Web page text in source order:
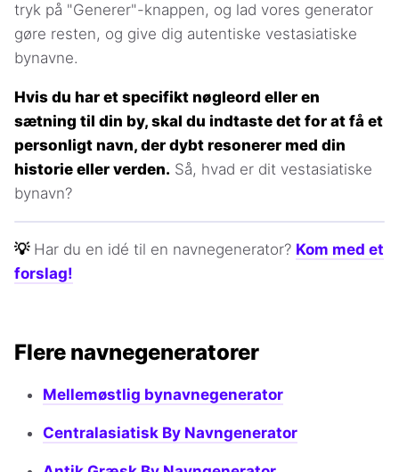
tryk på "Generer"-knappen, og lad vores generator
gøre resten, og give dig autentiske vestasiatiske
bynavne.
Hvis du har et specifikt nøgleord eller en
sætning til din by, skal du indtaste det for at få et
personligt navn, der dybt resonerer med din
historie eller verden. Så, hvad er dit vestasiatiske
bynavn?
💡 Har du en idé til en navnegenerator? Kom med et
forslag!
Flere navnegeneratorer
Mellemøstlig bynavnegenerator
Centralasiatisk By Navngenerator